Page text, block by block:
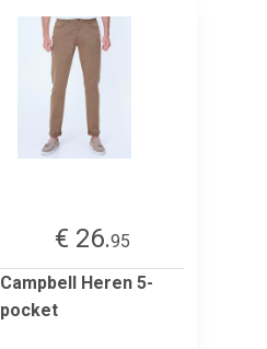
€ 26.95
Campbell Heren 5-
pocket